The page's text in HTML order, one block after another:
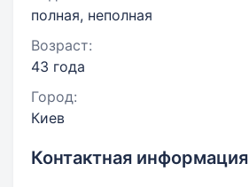
полная, неполная
Возраст:
43 года
Город:
Киев
Контактная информация